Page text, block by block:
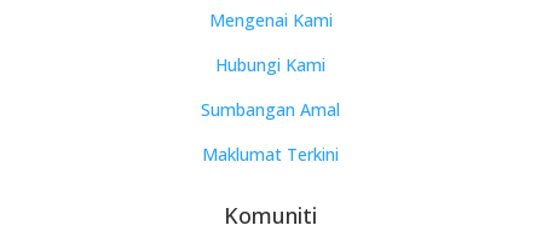
Mengenai Kami
Hubungi Kami
Sumbangan Amal
Maklumat Terkini
Komuniti